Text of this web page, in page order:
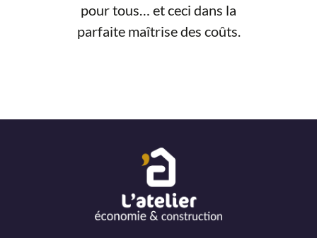
pour tous… et ceci dans la
parfaite maîtrise des coûts.